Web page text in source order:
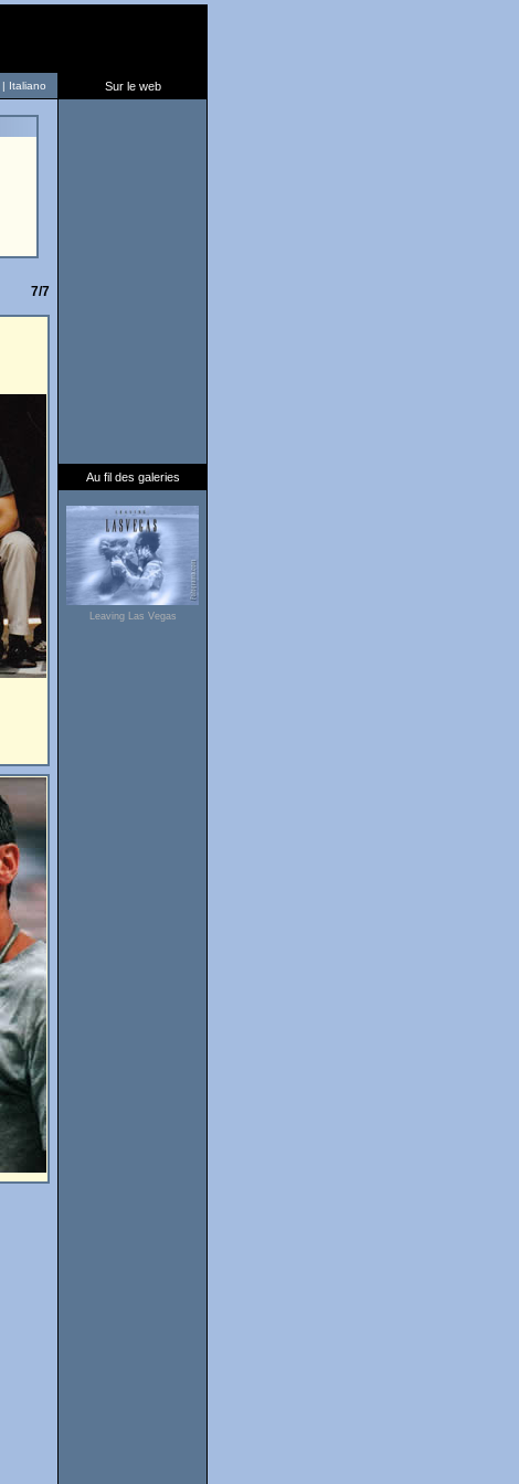
| Italiano
Sur le web
7/7
Au fil des galeries
Leaving Las Vegas